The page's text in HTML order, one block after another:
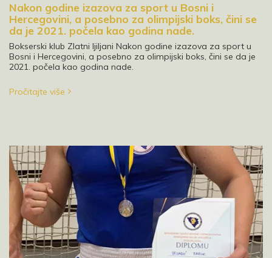
Nakon godine izazova za sport u Bosni i
Hercegovini, a posebno za olimpijski boks, čini se
da je 2021. počela kao godina nade.
Bokserski klub Zlatni ljiljani Nakon godine izazova za sport u
Bosni i Hercegovini, a posebno za olimpijski boks, čini se da je
2021. počela kao godina nade.
Pročitajte više